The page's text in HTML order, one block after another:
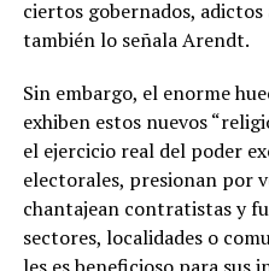
ciertos gobernados, adictos
también lo señala Arendt.
Sin embargo, el enorme
exhiben estos nuevos
el ejercicio real del poder
electorales, presionan por
chantajean contratistas y
sectores, localidades o